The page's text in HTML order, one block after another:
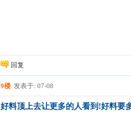
回复
9楼 发表于: 07-08
好料顶上去让更多的人看到!好料要